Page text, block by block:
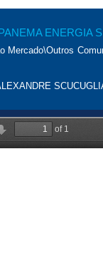
ENERGIA
Mercado\Outros